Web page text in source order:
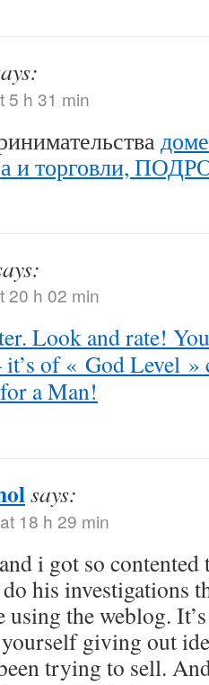
5 h 31 min
и торговли,
20 h 02 min
Look and rate!
it’s of « God Level
a Man!
says:
18 h 29 min
i got so contented
his investigations
using the weblog.
giving out
trying to sell.